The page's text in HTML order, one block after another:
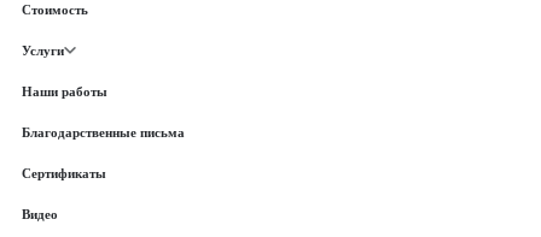
Стоимость
Услуги
Наши работы
Благодарственные письма
Сертификаты
Видео